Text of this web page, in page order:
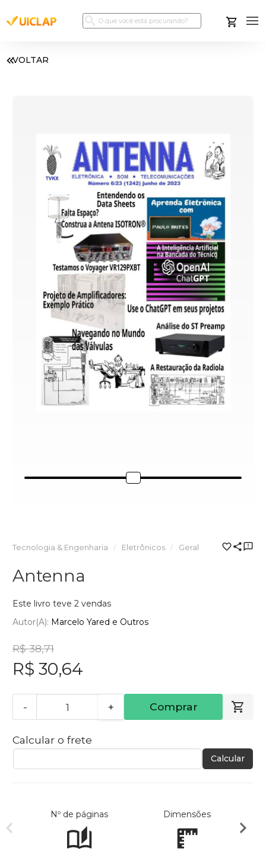
VOLTAR
Tecnologia & Engenharia Eletrônicos Geral
Antenna
Este livro teve 2 vendas
Autor(a): Marcelo Yared e Outros
R$ 38,71
R$ 30,64
- + Comprar
Calcular o frete
Calcular
Nº de páginas Dimensões